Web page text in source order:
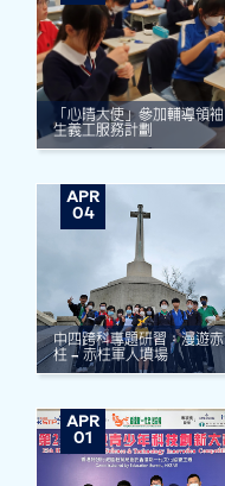
「心晴大使」參加輔導領袖
生義工服務計劃
APR
04
中四跨科專題研習：漫遊赤
柱 – 赤柱軍人墳場
APR
01